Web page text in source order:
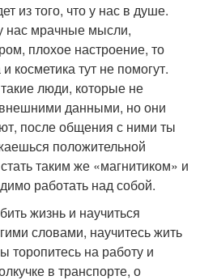
из того, что у нас в душе.
нас мрачные мысли,
плохое настроение, то
косметика тут не помогут.
люди, которые не
данными, но они
после общения с ними ты
положительной
таким же «магнитиком» и
работать над собой.
жизнь и научиться
словами, научитесь жить
на работу и
в транспорте, о